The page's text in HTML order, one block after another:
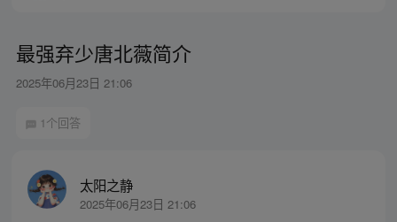
最强弃少唐北薇简介
2025年06月23日 21:06
1个回答
太阳之静
2025年06月23日 21:06